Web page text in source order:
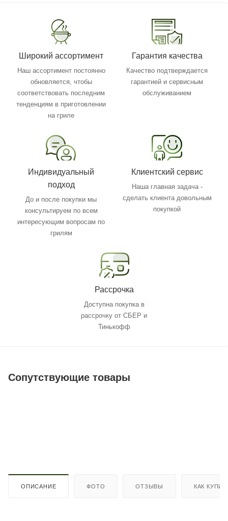
Широкий ассортимент
Наш ассортимент постоянно
обновляется, чтобы
соответствовать последним
тенденциям в приготовлении
на гриле
Гарантия качества
Качество подтверждается
гарантией и сервисным
обслуживанием
Индивидуальный
подход
До и после покупки мы
консультируем по всем
интересующим вопросам по
грилям
Клиентский сервис
Наша главная задача -
сделать клиента довольным
покупкой
Рассрочка
Доступна покупка в
рассрочку от СБЕР и
Тинькофф
Сопутствующие товары
ОПИСАНИЕ ФОТО ОТЗЫВЫ КАК